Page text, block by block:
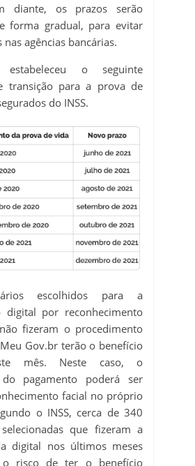
diante, os prazos serão
forma gradual, para evitar
agências bancárias.
o seguinte
transição para a prova de
do INSS.
escolhidos para a
digital por reconhecimento
fizeram o procedimento
Gov.br terão o benefício
mês. Neste caso, o
do pagamento poderá ser
facial no próprio
o INSS, cerca de 340
que fizeram a
digital nos últimos meses
o risco de ter o benefício